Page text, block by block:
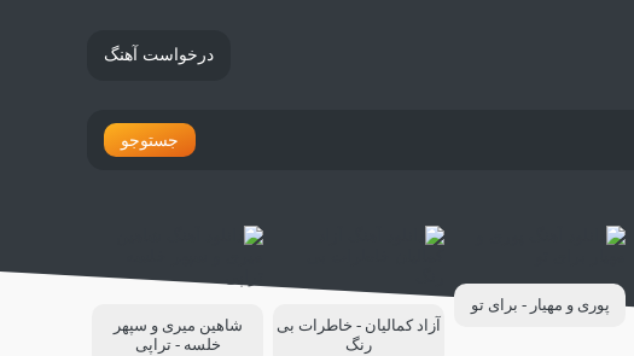
درخواست آهنگ
جستوجو
پوری و مهیار - برای تو
آزاد کمالیان - خاطرات بی
رنگ
شاهین میری و سپهر
خلسه - تراپی